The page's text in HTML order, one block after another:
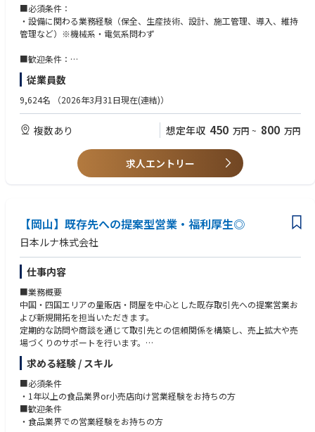
■初期配属
以下3勤務地ご選択頂けます。
②中部エリア（名古屋工場 または 知多工場）
■キャリアパス：
同社において工場設備に関わる組織は細かく分かれておらず、社内では設
備担当という名称で各人が分担しながら業務に関わり、定期的なローテー
ションをしながら工程が変わったり、携わる設備が変わったり、中長期的
頂くイメージです。ローテーションの一環でキャリアを形成して頂くため
に工場間の異動や転勤、海外への赴任、グループ会社への出向など、状況
工場は24時間稼働となりますが、夜勤はなく日勤のみとなります。休日は
会社カレンダーに定める通りですが、基本的に土日がお休みで、当番制の
土日の勤務も月に1～2回程度発生します。
■必須条件：
・設備に関わる業務経験（保全、生産技術、設計、施工管理、導入、維持
管理など）※機械系・電気系問わず
■歓迎条件：
・第3種電気主任技術者、エネルギー管理者の資格
従業員数
9,624名 （2026年3月31日現在(連結)）
複数あり 想定年収 450 万円 ~ 800 万円
求人エントリー
【岡山】既存先への提案型営業・福利厚生◎
日本ルナ株式会社
仕事内容
■業務概要
中国・四国エリアの量販店・問屋を中心とした既存取引先への提案営業お
よび新規開拓を担当いただきます。
定期的な訪問や商談を通じて取引先との信頼関係を構築し、売上拡大や売
場づくりのサポートを行います。
■業務詳細
・既存顧客（食品スーパー・ドラッグストアなど）10～15社への定期訪
問、
商品提案、売場フォロー
・新製品やキャンペーン情報の案内、販促企画の立案・実行・効果検証
求める経験 / スキル
■必須条件
・1年以上の食品業界or小売店向け営業経験をお持ちの方
■歓迎条件
・食品業界での営業経験をお持ちの方